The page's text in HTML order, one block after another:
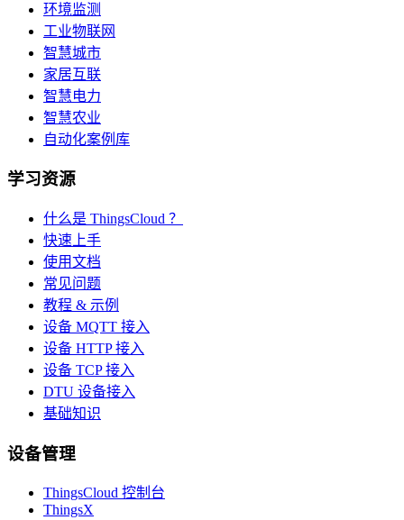
环境监测
工业物联网
智慧城市
家居互联
智慧电力
智慧农业
自动化案例库
学习资源
什么是 ThingsCloud ？
快速上手
使用文档
常见问题
教程 & 示例
设备 MQTT 接入
设备 HTTP 接入
设备 TCP 接入
DTU 设备接入
基础知识
设备管理
ThingsCloud 控制台
ThingsX